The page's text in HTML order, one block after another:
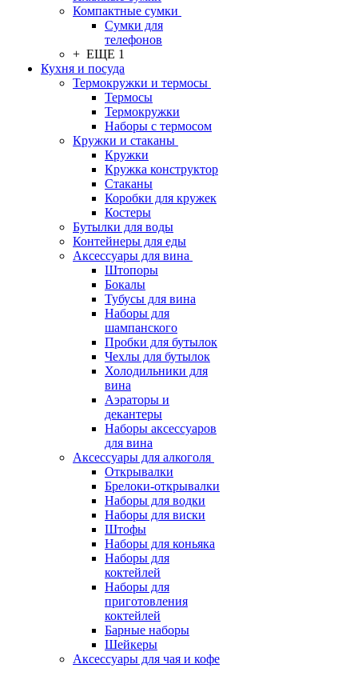
Компактные сумки
Сумки для
телефонов
+ ЕЩЕ 1
Кухня и посуда
Термокружки и термосы
Термосы
Термокружки
Наборы с термосом
Кружки и стаканы
Кружки
Кружка конструктор
Стаканы
Коробки для кружек
Костеры
Бутылки для воды
Контейнеры для еды
Аксессуары для вина
Штопоры
Бокалы
Тубусы для вина
Наборы для
шампанского
Пробки для бутылок
Чехлы для бутылок
Холодильники для
вина
Аэраторы и
декантеры
Наборы аксессуаров
для вина
Аксессуары для алкоголя
Открывалки
Брелоки-открывалки
Наборы для водки
Наборы для виски
Штофы
Наборы для коньяка
Наборы для
коктейлей
Наборы для
приготовления
коктейлей
Барные наборы
Шейкеры
Аксессуары для чая и кофе